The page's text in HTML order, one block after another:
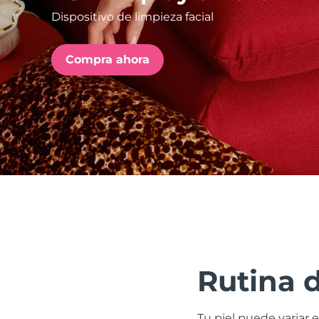
Dispositivo de limpieza facial
Compra ahora
Rutina
issa™ Teeth Whitening Set
FAQ™ Dual LED Panel
POPULAR